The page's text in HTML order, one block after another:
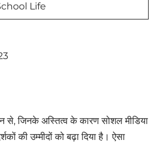
Life
जिनके अस्तित्व के कारण सोशल मीडिया
की उम्मीदों को बढ़ा दिया है। ऐसा